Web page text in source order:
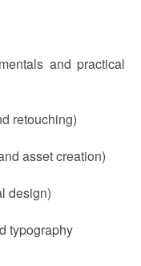
and practical
retouching)
asset creation)
design)
typography